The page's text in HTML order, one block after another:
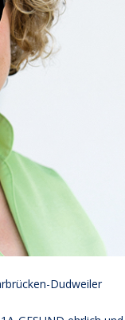
Dudweiler